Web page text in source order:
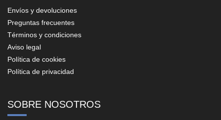
Envíos y devoluciones
Preguntas frecuentes
Términos y condiciones
Aviso legal
Política de cookies
Política de privacidad
SOBRE NOSOTROS